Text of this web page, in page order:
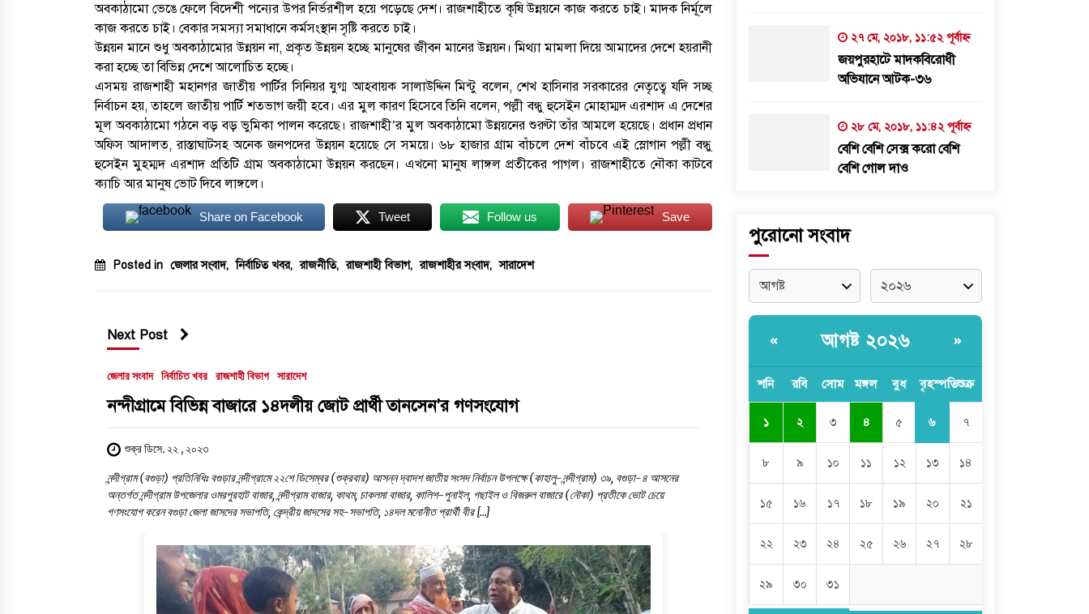
অবকাঠামো ভেঙে ফেলে বিদেশী পন্যের উপর নির্ভরশীল হয়ে পড়েছে দেশ। রাজশাহীতে কৃষি উন্নয়নে কাজ করতে চাই। মাদক নির্মূলে
কাজ করতে চাই। বেকার সমস্যা সমাধানে কর্মসংস্থান সৃষ্টি করতে চাই।
উন্নয়ন মানে শুধু অবকাঠামোর উন্নয়ন না, প্রকৃত উন্নয়ন হচ্ছে মানুষের জীবন মানের উন্নয়ন। মিথ্যা মামলা দিয়ে আমাদের দেশে হয়রানী
করা হচ্ছে তা বিভিন্ন দেশে আলোচিত হচ্ছে।
এসময় রাজশাহী মহানগর জাতীয় পার্টির সিনিয়র যুগ্ম আহবায়ক সালাউদ্দিন মিন্টু বলেন, শেখ হাসিনার সরকারের নেতৃত্বে যদি সচ্ছ
নির্বাচন হয়, তাহলে জাতীয় পার্টি শতভাগ জয়ী হবে। এর মুল কারণ হিসেবে তিনি বলেন, পল্লী বন্ধু হুসেইন মোহাম্মদ এরশাদ এ দেশের
মূল অবকাঠামো গঠনে বড় বড় ভুমিকা পালন করেছে। রাজশাহী’র মুল অবকাঠামো উন্নয়নের শুরুটা তাঁর আমলে হয়েছে। প্রধান প্রধান
অফিস আদালত, রাস্তাঘাটসহ অনেক জনপদের উন্নয়ন হয়েছে সে সময়ে। ৬৮ হাজার গ্রাম বাঁচলে দেশ বাঁচবে এই স্লোগান পল্লী বন্ধু
হুসেইন মুহম্মদ এরশাদ প্রতিটি গ্রাম অবকাঠামো উন্নয়ন করছেন। এখনো মানুষ লাঙ্গল প্রতীকের পাগল। রাজশাহীতে নৌকা কাটবে
ক্যাচি আর মানুষ ভোট দিবে লাঙ্গলে।
Share on Facebook Tweet Follow us Save
Posted in জেলার সংবাদ, নির্বাচিত খবর, রাজনীতি, রাজশাহী বিভাগ, রাজশাহীর সংবাদ, সারাদেশ
Next Post
জেলার সংবাদ নির্বাচিত খবর রাজশাহী বিভাগ সারাদেশ
নন্দীগ্রামে বিভিন্ন বাজারে ১৪দলীয় জোট প্রার্থী তানসেন'র গণসংযোগ
শুক্র ডিসে. ২২ , ২০২৩
নন্দীগ্রাম (বগুড়া) প্রতিনিধিঃ বগুড়ার নন্দীগ্রামে ২২শে ডিসেম্বর (শুক্রবার) আসন্ন দ্বাদশ জাতীয় সংসদ নির্বাচন উপলক্ষে (কাহালু-নন্দীগ্রাম) ৩৯, বগুড়া-৪ আসনের
অন্তর্গত নন্দীগ্রাম উপজেলার ওমরপুরহাট বাজার, নন্দীগ্রাম বাজার, কাথম, চাকলমা বাজার, কালিশ-পুনাইল, গছাইল ও বিজরুল বাজারে (নৌকা) প্রতীকে ভোট চেয়ে
গণসংযোগ করেন বগুড়া জেলা জাসদের সভাপতি, কেন্দ্রীয় জাদসের সহ-সভাপতি, ১৪দল মনোনীত প্রার্থী বীর […]
২৭ মে, ২০১৮, ১১:৫২ পূর্বাহ্ন
জয়পুরহাটে মাদকবিরোধী
অভিযানে আটক-৩৬
২৮ মে, ২০১৮, ১১:৪২ পূর্বাহ্ন
বেশি বেশি সেক্স করো বেশি
বেশি গোল দাও
পুরোনো সংবাদ
« আগষ্ট ২০২৬ »
শনি রবি সোম মঙ্গল বুধ বৃহস্পতিশুক্র
১ ২ ৩ ৪ ৫ ৬ ৭
৮ ৯ ১০ ১১ ১২ ১৩ ১৪
১৫ ১৬ ১৭ ১৮ ১৯ ২০ ২১
২২ ২৩ ২৪ ২৫ ২৬ ২৭ ২৮
২৯ ৩০ ৩১